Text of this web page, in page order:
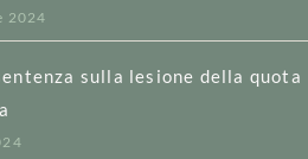
2024
sulla lesione della quota